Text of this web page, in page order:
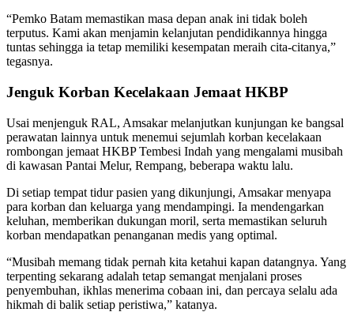
“Pemko Batam memastikan masa depan anak ini tidak boleh
terputus. Kami akan menjamin kelanjutan pendidikannya hingga
tuntas sehingga ia tetap memiliki kesempatan meraih cita-citanya,”
tegasnya.
Jenguk Korban Kecelakaan Jemaat HKBP
Usai menjenguk RAL, Amsakar melanjutkan kunjungan ke bangsal
perawatan lainnya untuk menemui sejumlah korban kecelakaan
rombongan jemaat HKBP Tembesi Indah yang mengalami musibah
di kawasan Pantai Melur, Rempang, beberapa waktu lalu.
Di setiap tempat tidur pasien yang dikunjungi, Amsakar menyapa
para korban dan keluarga yang mendampingi. Ia mendengarkan
keluhan, memberikan dukungan moril, serta memastikan seluruh
korban mendapatkan penanganan medis yang optimal.
“Musibah memang tidak pernah kita ketahui kapan datangnya. Yang
terpenting sekarang adalah tetap semangat menjalani proses
penyembuhan, ikhlas menerima cobaan ini, dan percaya selalu ada
hikmah di balik setiap peristiwa,” katanya.